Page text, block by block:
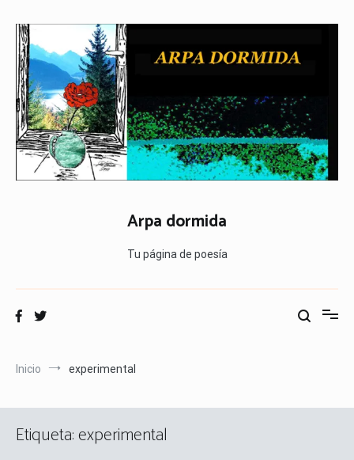
contenido
Arpa dormida
Tu página de poesía
Inicio experimental
Etiqueta:experimental